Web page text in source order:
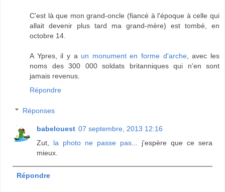
C'est là que mon grand-oncle (fiancé à l'époque à celle qui
allait devenir plus tard ma grand-mère) est tombé, en
octobre 14.
A Ypres, il y a un monument en forme d'arche, avec les
noms des 300 000 soldats britanniques qui n'en sont
jamais revenus.
Répondre
Réponses
babelouest 07 septembre, 2013 12:16
Zut, la photo ne passe pas... j'espère que ce sera
mieux.
Répondre